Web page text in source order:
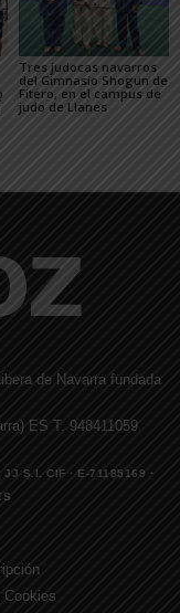
Tres judocas navarros
del Gimnasio Shogun de
Fitero, en el campus de
judo de Llanes
de Navarra fundada
ES T. 948411059
S.I. CIF · E-71185169 ·
Cookies